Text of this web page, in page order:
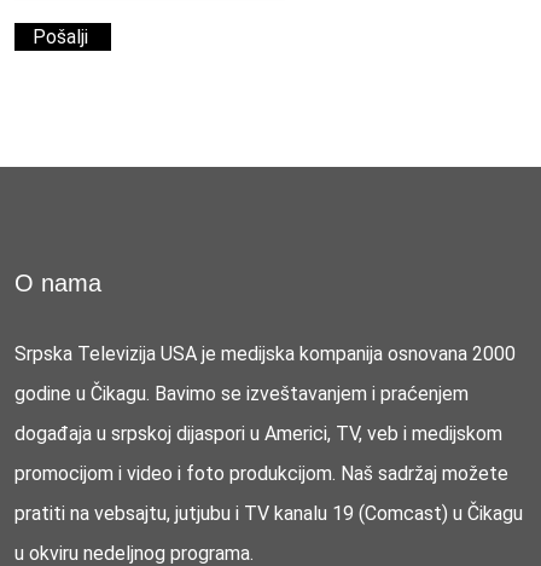
O nama
Srpska Televizija USA je medijska kompanija osnovana 2000
godine u Čikagu. Bavimo se izveštavanjem i praćenjem
događaja u srpskoj dijaspori u Americi, TV, veb i medijskom
promocijom i video i foto produkcijom. Naš sadržaj možete
pratiti na vebsajtu, jutjubu i TV kanalu 19 (Comcast) u Čikagu
u okviru nedeljnog programa.